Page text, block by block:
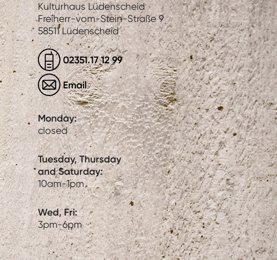
Kulturhaus Lüdenscheid
Freiherr-vom-Stein-Straße 9
58511 Lüdenscheid
02351.17 12 99
Email
Monday:
closed
Tuesday, Thursday
and Saturday:
10am-1pm
Wed, Fri:
3pm-6pm